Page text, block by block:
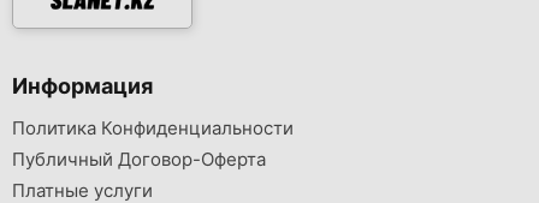
Информация
Политика Конфиденциальности
Публичный Договор-Оферта
Платные услуги